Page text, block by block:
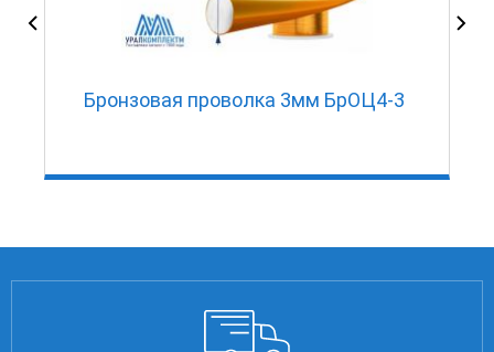
Бронзовая проволка 3мм БрОЦ4-3